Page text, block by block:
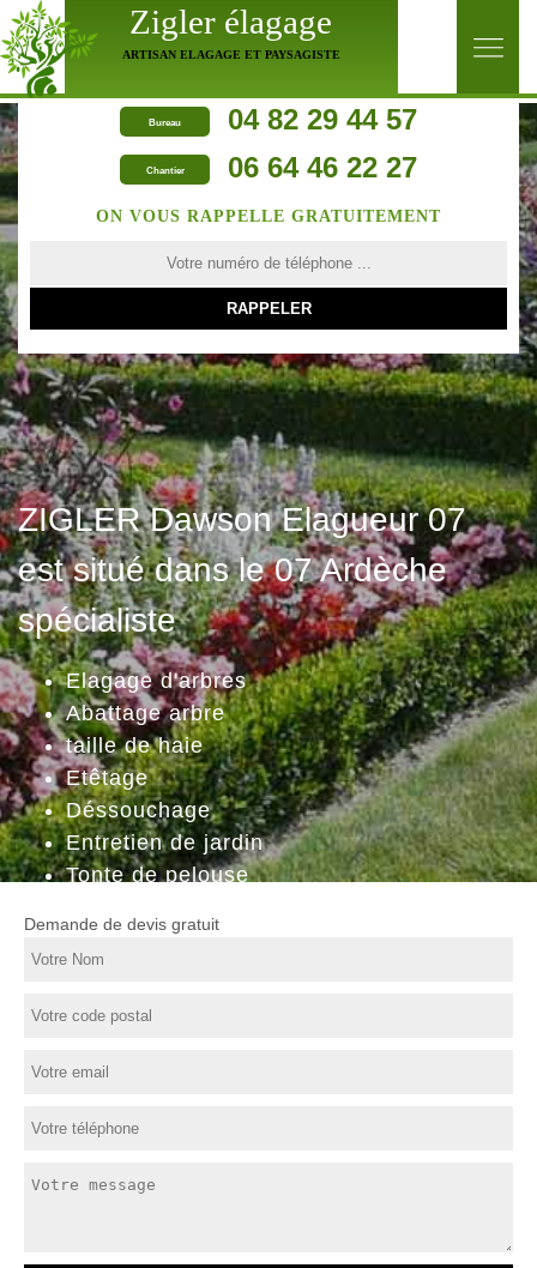
Zigler élagage
ARTISAN ELAGAGE ET PAYSAGISTE
Bureau 04 82 29 44 57
Chantier 06 64 46 22 27
ZIGLER Dawson Elagueur 07
est situé dans le 07 Ardèche
spécialiste
Elagage d'arbres
Abattage arbre
taille de haie
Etêtage
Déssouchage
Entretien de jardin
Tonte de pelouse
ON VOUS RAPPELLE GRATUITEMENT
Demande de devis gratuit